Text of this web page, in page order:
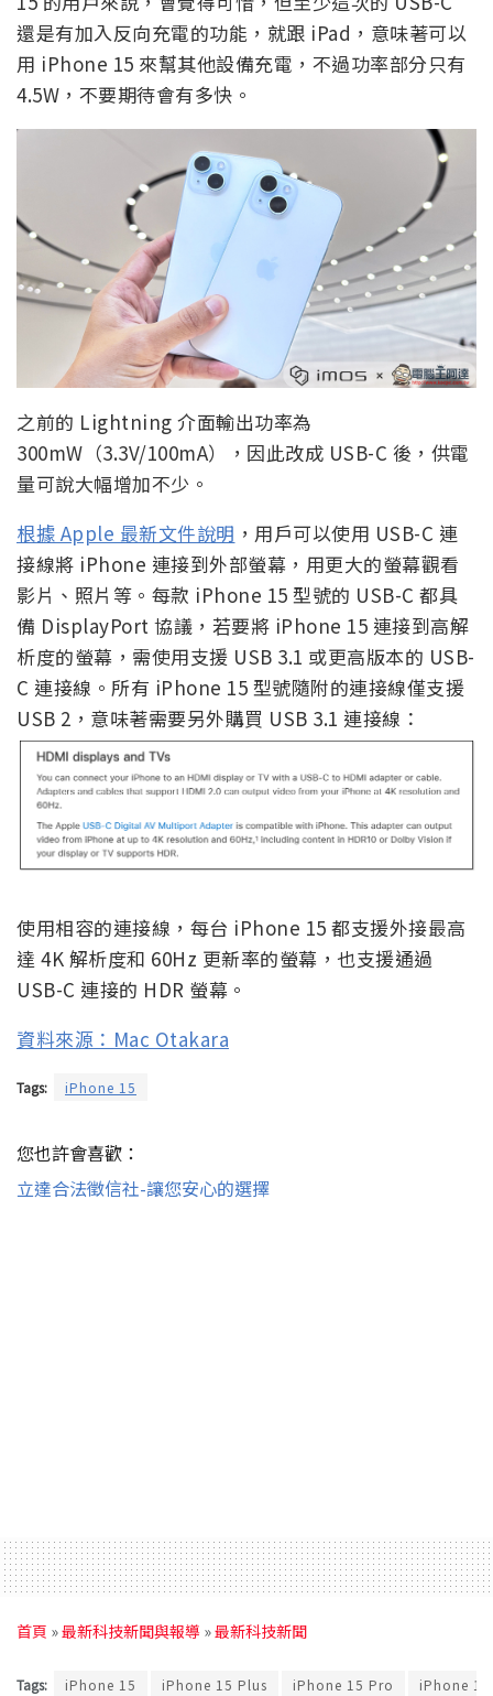
還是有加入反向充電的功能，就跟 iPad，意味著可以
用 iPhone 15 來幫其他設備充電，不過功率部分只有
4.5W，不要期待會有多快。
之前的 Lightning 介面輸出功率為
300mW（3.3V/100mA），因此改成 USB-C 後，供電
量可說大幅增加不少。
根據 Apple 最新文件說明 ，用戶可以使用 USB-C 連
接線將 iPhone 連接到外部螢幕，用更大的螢幕觀看
影片、照片等。每款 iPhone 15 型號的 USB-C 都具
備 DisplayPort 協議，若要將 iPhone 15 連接到高解
析度的螢幕，需使用支援 USB 3.1 或更高版本的 USB-
C 連接線。所有 iPhone 15 型號隨附的連接線僅支援
USB 2，意味著需要另外購買 USB 3.1 連接線：
使用相容的連接線，每台 iPhone 15 都支援外接最高
達 4K 解析度和 60Hz 更新率的螢幕，也支援通過
USB-C 連接的 HDR 螢幕。
資料來源：Mac Otakara
Tags: iPhone 15
您也許會喜歡：
立達合法徵信社-讓您安心的選擇
首頁 »最新科技新聞與報導 »最新科技新聞
Tags: iPhone 15 iPhone 15 Plus iPhone 15 Pro iPhone